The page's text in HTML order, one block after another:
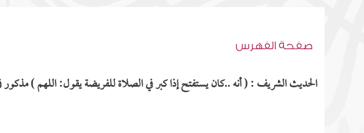
صفحة الفهرس
الحديث الشريف : ( أنه ..كان يستفتح إذا كبر في الصلاة للفريضة يقول: اللهم ) مذكور